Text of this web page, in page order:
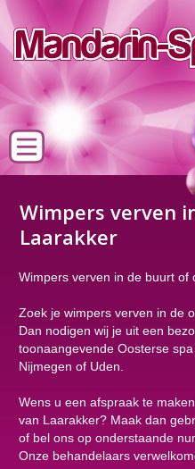
Wimpers verven
Laarakker
Wimpers verven in de buurt of
Zoek je wimpers verven in de
Dan nodigen wij je uit een
toonaangevende Oosterse
Nijmegen of Uden.
Wens u een afspraak te
van Laarakker? Maak dan
of bel ons op onderstaande
Onze behandelaars